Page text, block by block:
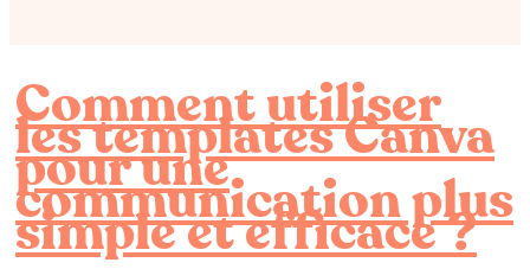
Comment utiliser
les templates Canva
pour une
communication plus
simple et efficace ?